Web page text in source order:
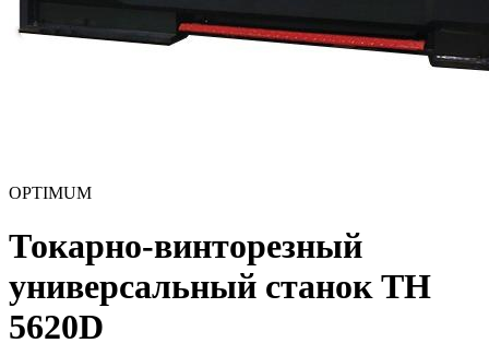
OPTIMUM
Токарно-винторезный
универсальный станок TH
5620D